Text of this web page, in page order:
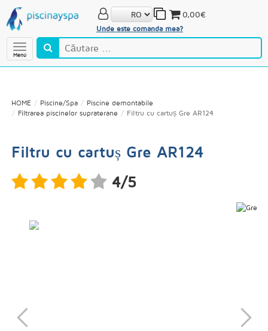
Menú
Unde este comanda mea?
0,00€
HOME Piscine/Spa
Piscine demontabile
Filtrarea piscinelor supraterane
Filtru cu cartuș Gre AR124
Filtru cu cartuș Gre AR124
4/5